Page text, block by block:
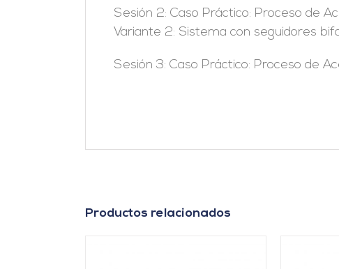
Sesión 2: Caso Práctico: Proceso de
Variante 2: Sistema con seguidores
Sesión 3: Caso Práctico: Proceso de
Productos relacionados